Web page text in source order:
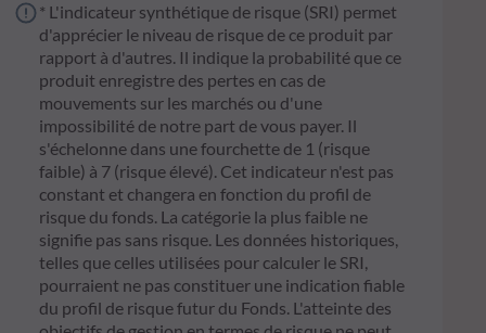
* L'indicateur synthétique de risque (SRI) permet
d'apprécier le niveau de risque de ce produit par
rapport à d'autres. Il indique la probabilité que ce
produit enregistre des pertes en cas de
mouvements sur les marchés ou d'une
impossibilité de notre part de vous payer. Il
s'échelonne dans une fourchette de 1 (risque
faible) à 7 (risque élevé). Cet indicateur n'est pas
constant et changera en fonction du profil de
risque du fonds. La catégorie la plus faible ne
signifie pas sans risque. Les données historiques,
telles que celles utilisées pour calculer le SRI,
pourraient ne pas constituer une indication fiable
du profil de risque futur du Fonds. L'atteinte des